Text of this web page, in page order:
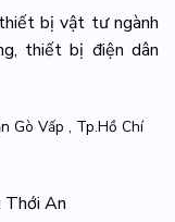
bị vật tư ngành
thiết bị điện dân
Gò Vấp , Tp.Hồ Chí
Thới An